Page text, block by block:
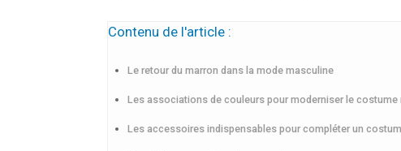
Contenu de l'article :
Le retour du marron dans la mode masculine
Les associations de couleurs pour moderniser le costume
Les accessoires indispensables pour compléter un